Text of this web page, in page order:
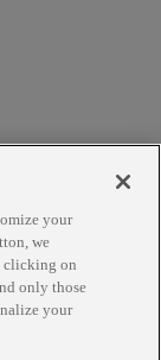
your
we
clicking on
only those
your